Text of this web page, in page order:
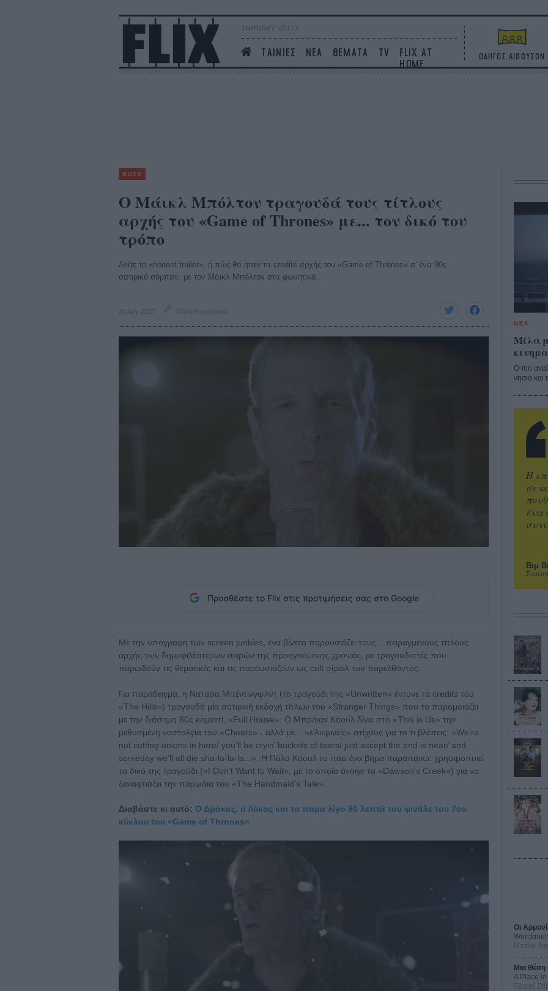
summer days
ΤΑΙΝΙΕΣ ΝΕΑ ΘΕΜΑΤΑ TV
FLIX AT
HOME
ΟΔΗΓΟΣ ΑΙΘΟΥΣΩΝ
BUZZ
Ο Μάικλ Μπόλτον τραγουδά τους τίτλους
αρχής του «Game of Thrones» με... τον δικό του
τρόπο
Δείτε το «honest trailer», ή πώς θα ήταν τα credits αρχής του «Game of Thrones» σ' ένα 90ς
σατιρικό σύμπαν, με τον Μάικλ Μπόλτον στα φωνητικά...
24 Αύγ 2017 Πόλυ Λυκούργου
Προσθέστε το Flix στις προτιμήσεις σας στο Google
Mε την υπογραφή των screen junkies, ένα βίντεο παρουσιάζει τους... πειραγμένους τίτλους
αρχής των δημοφιλέστερων σειρών της προηγούμενης χρονιάς, με τραγουδιστές που
παρωδούν τις θεματικές και τις παρουσιάζουν ως cult σίριαλ του παρελθόντος.
Για παράδειγμα, η Νατάσα Μπέντινγφιλντ (το τραγούδι της «Unwritten» έντυνε τα credits του
«The Hills») τραγουδά μία σατιρική εκδοχή τίτλων του «Stranger Things» που το παρομοιάζει
με την διάσημη 80ς κομεντί, «Full House». Ο Μπράιαν Κόουλ δίνει στο «This is Us» την
μεθυσμένη νοσταλγία του «Cheers» - αλλά με... «ειλικρινείς» στίχους για το τι βλέπεις: «We’re
not cutting onions in here/ you’ll be cryin’ buckets of tears/ just accept the end is near/ and
someday we’ll all die sha-la-la-la...». Η Πόλα Κόουλ το πάει ένα βήμα παραπάνω: χρησιμοποιεί
το δικό της τραγούδι («I Don’t Want to Wait», με το οποίο άνοιγε το «Dawson’s Creek») για να
ξαναφτιάξει την παρωδία του «The Handmaid’s Tale».
Διαβάστε κι αυτό: Ο Δράκος, ο Λύκος και τα παρα λίγο 80 λεπτά του φινάλε του 7ου
κύκλου του «Game of Thrones»
ΝΕΑ
Μίλα
Ο πιο
νησιά και
Βιμ
Η
σε
ένα
Οι
Μπέλα
Μια Θέση
A Place
Τζορτζ